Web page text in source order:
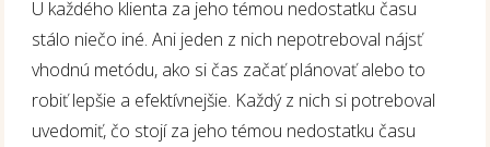
U každého klienta za jeho témou nedostatku času
stálo niečo iné. Ani jeden z nich nepotreboval nájsť
vhodnú metódu, ako si čas začať plánovať alebo to
robiť lepšie a efektívnejšie. Každý z nich si potreboval
uvedomiť, čo stojí za jeho témou nedostatku času